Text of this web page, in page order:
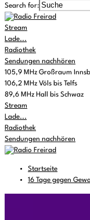
Search for:
Stream
Lade...
Radiothek
Sendungen nachhören
105,9 MHz Großraum
106,2 MHz Völs bis Telfs
89,6 MHz Hall bis Schwaz
Stream
Lade...
Radiothek
Sendungen nachhören
Startseite
16 Tage gegen